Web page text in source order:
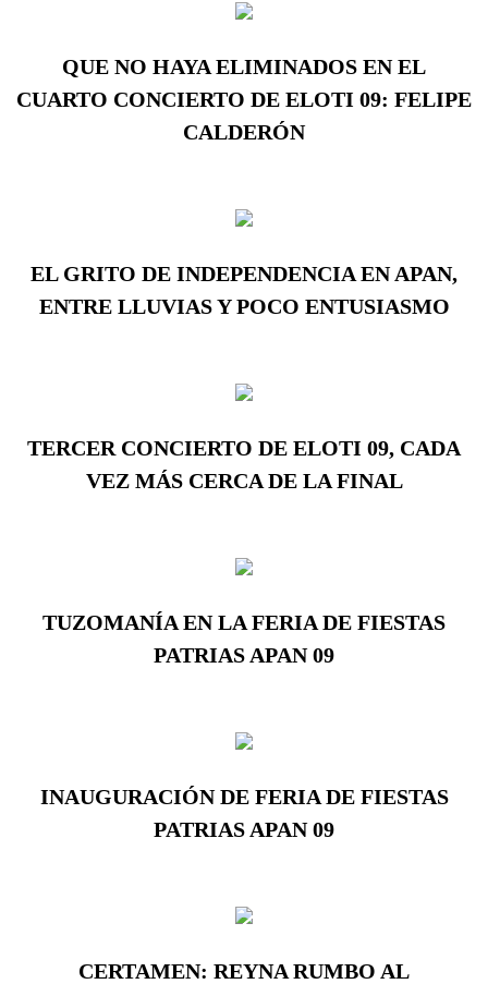
QUE NO HAYA ELIMINADOS EN EL
CUARTO CONCIERTO DE ELOTI 09: FELIPE
CALDERÓN
EL GRITO DE INDEPENDENCIA EN APAN,
ENTRE LLUVIAS Y POCO ENTUSIASMO
TERCER CONCIERTO DE ELOTI 09, CADA
VEZ MÁS CERCA DE LA FINAL
TUZOMANÍA EN LA FERIA DE FIESTAS
PATRIAS APAN 09
INAUGURACIÓN DE FERIA DE FIESTAS
PATRIAS APAN 09
CERTAMEN: REYNA RUMBO AL